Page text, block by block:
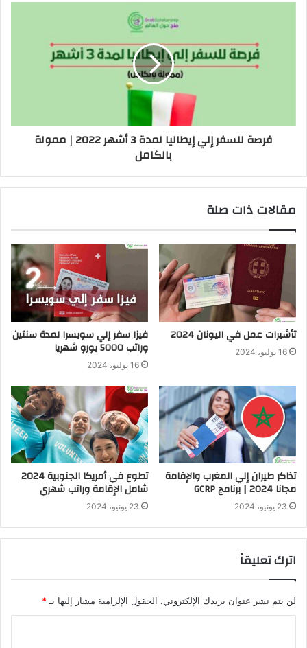
فرصة للسفر إلي إيطاليا لمدة 3 أشهر 2022 | ممولة
بالكامل
مقالات ذات صلة
تأشيرات عمل في اليونان 2024
16 يوليو، 2024
فيزا سفر إلي سويسرا لمدة سنتين
وراتب 5000 يورو شهريا
16 يوليو، 2024
تذاكر طيران إلي المغرب والإقامة
مجانا 2024 | برنامج GCRP
23 يونيو، 2024
تطوع في أمريكا الجنوبية 2024
شامل الإقامة وراتب شهري
23 يونيو، 2024
اترك تعليقاً
لن يتم نشر عنوان بريدك الإلكتروني. الحقول الإلزامية مشار إليها بـ *